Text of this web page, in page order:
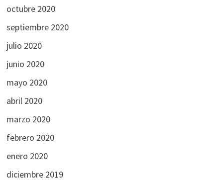
octubre 2020
septiembre 2020
julio 2020
junio 2020
mayo 2020
abril 2020
marzo 2020
febrero 2020
enero 2020
diciembre 2019